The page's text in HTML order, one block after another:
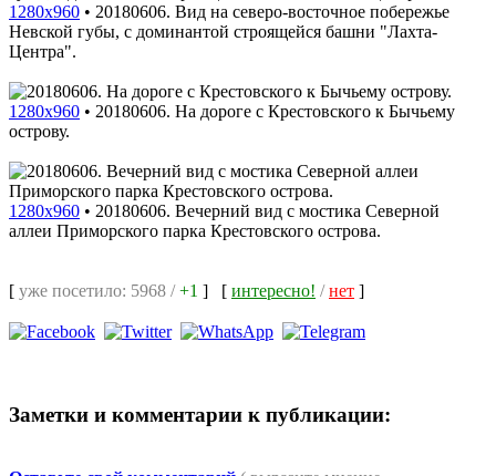
1280x960 • 20180606. Вид на северо-восточное побережье
Невской губы, с доминантой строящейся башни "Лахта-
Центра".
1280x960 • 20180606. На дороге с Крестовского к Бычьему
острову.
1280x960 • 20180606. Вечерний вид с мостика Северной
аллеи Приморского парка Крестовского острова.
[ уже посетило: 5968 /+1 ] [ интересно! /нет ]
Заметки и комментарии к публикации: